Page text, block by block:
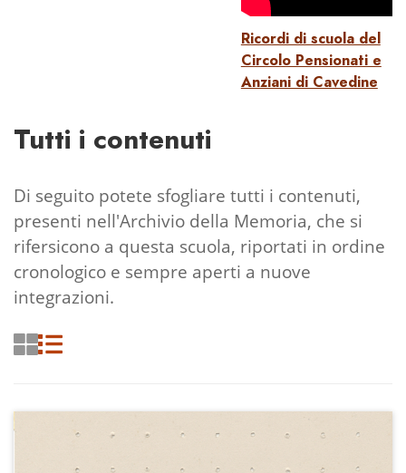
Ricordi di scuola del
Circolo Pensionati e
Anziani di Cavedine
Tutti i contenuti
Di seguito potete sfogliare tutti i contenuti,
presenti nell'Archivio della Memoria, che si
rifersicono a questa scuola, riportati in ordine
cronologico e sempre aperti a nuove
integrazioni.